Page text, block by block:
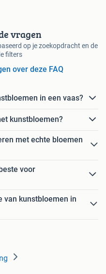
vragen
op je zoekopdracht en de
filters
over deze FAQ
in een vaas?
kunstbloemen?
met echte bloemen
voor
van kunstbloemen in